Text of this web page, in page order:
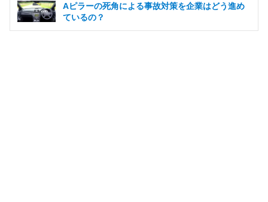
Aピラーの死角による事故対策を企業はどう進め
ているの？